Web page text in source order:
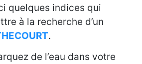
quelques indices qui
à la recherche d’un
.
de l’eau dans votre